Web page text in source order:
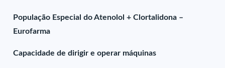
População Especial do Atenolol + Clortalidona –
Eurofarma
Capacidade de dirigir e operar máquinas